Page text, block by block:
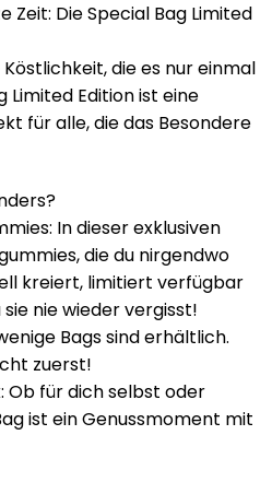
Zeit: Die Special Bag Limited
die es nur einmal
Limited Edition ist eine
für alle, die das Besondere
In dieser exklusiven
die du nirgendwo
kreiert, limitiert verfügbar
nie wieder vergisst!
Bags sind erhältlich.
zuerst!
Ob für dich selbst oder
ist ein Genussmoment mit